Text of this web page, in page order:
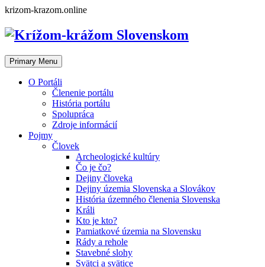
Skip
content
krizom-krazom.online
Primary Menu
O Portáli
Členenie portálu
História portálu
Spolupráca
Zdroje informácií
Pojmy
Človek
Archeologické kultúry
Čo je čo?
Dejiny človeka
Dejiny územia Slovenska a Slovákov
História územného členenia Slovenska
Králi
Kto je kto?
Pamiatkové územia na Slovensku
Rády a rehole
Stavebné slohy
Svätci a svätice